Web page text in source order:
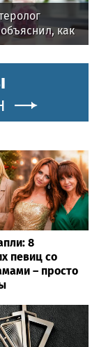
как
изнашивание
8
певиц со
– просто